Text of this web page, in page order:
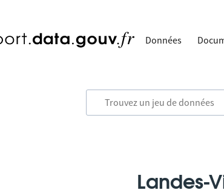
Données
Landes-